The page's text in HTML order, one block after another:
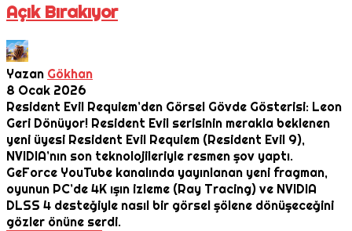
Açık Bırakıyor
Yazan Gökhan
8 Ocak 2026
Resident Evil Requiem’den Görsel Gövde Gösterisi: Leon
Geri Dönüyor! Resident Evil serisinin merakla beklenen
yeni üyesi Resident Evil Requiem (Resident Evil 9),
NVIDIA’nın son teknolojileriyle resmen şov yaptı.
GeForce YouTube kanalında yayınlanan yeni fragman,
oyunun PC’de 4K ışın izleme (Ray Tracing) ve NVIDIA
DLSS 4 desteğiyle nasıl bir görsel şölene dönüşeceğini
gözler önüne serdi.